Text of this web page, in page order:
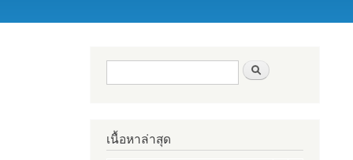
ฟอร์มค้นหา
เนื้อหาล่าสุด